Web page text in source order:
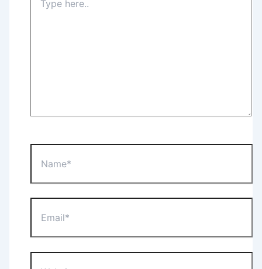
here..